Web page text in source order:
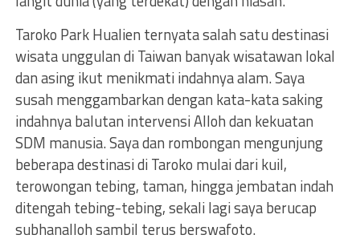
Taroko Park Hualien ternyata salah satu destinasi
wisata unggulan di Taiwan banyak wisatawan lokal
dan asing ikut menikmati indahnya alam. Saya
susah menggambarkan dengan kata-kata saking
indahnya balutan intervensi Alloh dan kekuatan
SDM manusia. Saya dan rombongan mengunjung
beberapa destinasi di Taroko mulai dari kuil,
terowongan tebing, taman, hingga jembatan indah
ditengah tebing-tebing, sekali lagi saya berucap
subhanalloh sambil terus berswafoto.